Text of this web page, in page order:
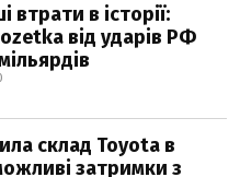
втрати в історії:
від ударів РФ
склад Toyota в
затримки з